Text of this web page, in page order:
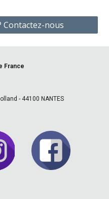
Contactez-nous
France
- 44100 NANTES